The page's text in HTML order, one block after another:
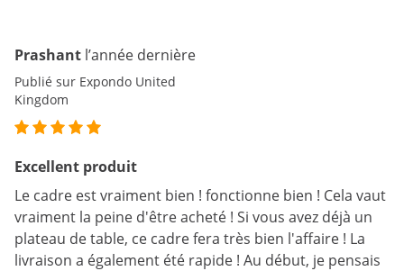
Prashant l’année dernière
Publié sur Expondo United
Kingdom
Excellent produit
Le cadre est vraiment bien ! fonctionne bien ! Cela vaut
vraiment la peine d'être acheté ! Si vous avez déjà un
plateau de table, ce cadre fera très bien l'affaire ! La
livraison a également été rapide ! Au début, je pensais